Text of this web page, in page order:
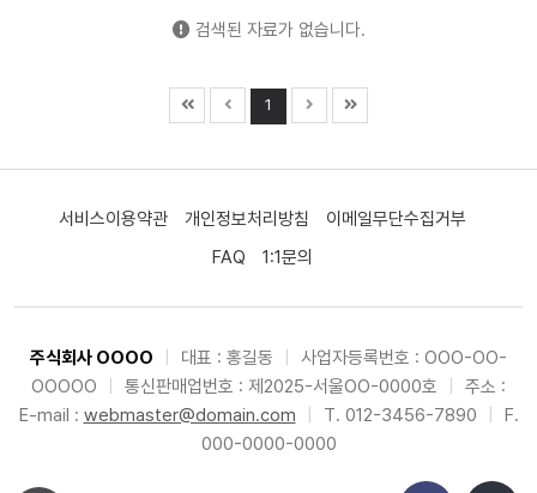
검색된 자료가 없습니다.
1
서비스이용약관 개인정보처리방침
이메일무단수집거부
FAQ
1:1문의
주식회사 OOOO 대표 : 홍길동
사업자등록번호 : OOO-OO-
OOOOO
통신판매업번호 : 제2025-서울OO-0000호
주소 :
E-mail : webmaster@domain.com T. 012-3456-7890
F.
000-0000-0000